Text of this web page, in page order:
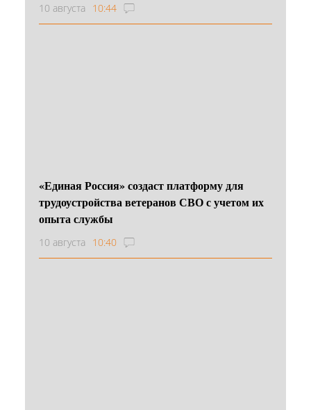
10 августа 10:44
«Единая Россия» создаст платформу для
трудоустройства ветеранов СВО с учетом их
опыта службы
10 августа 10:40